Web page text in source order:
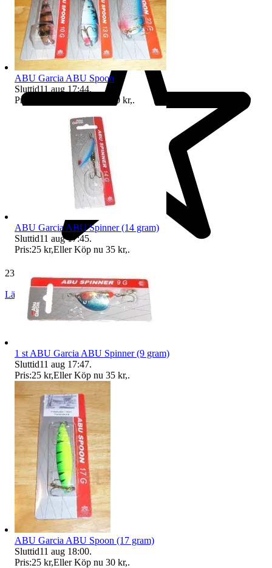
23 710 omdömen
Läs omdömen Följ
ABU Garcia ABU Spoon
Sluttid11 aug 17:44.
Pris:
100 kr,.
ABU Garcia ABU Spinner (14 gram)
Sluttid11 aug 17:45.
Pris:25 kr,Eller Köp nu 35 kr,.
1 st ABU Garcia ABU Spinner (9 gram)
Sluttid11 aug 17:47.
Pris:25 kr,Eller Köp nu 35 kr,.
ABU Garcia ABU Spoon (17 gram)
Sluttid11 aug 18:00.
Pris:25 kr,Eller Köp nu 30 kr,.